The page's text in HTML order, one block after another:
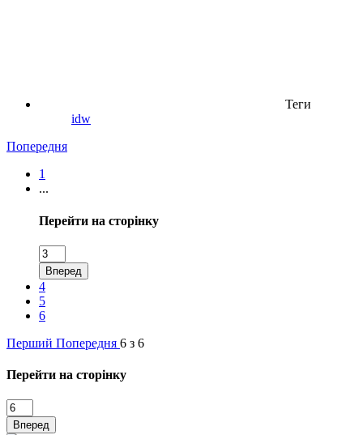
Теги
idw
Попередня
1
...
Перейти на сторінку
Вперед
4
5
6
Перший Попередня 6 з 6
Перейти на сторінку
Вперед